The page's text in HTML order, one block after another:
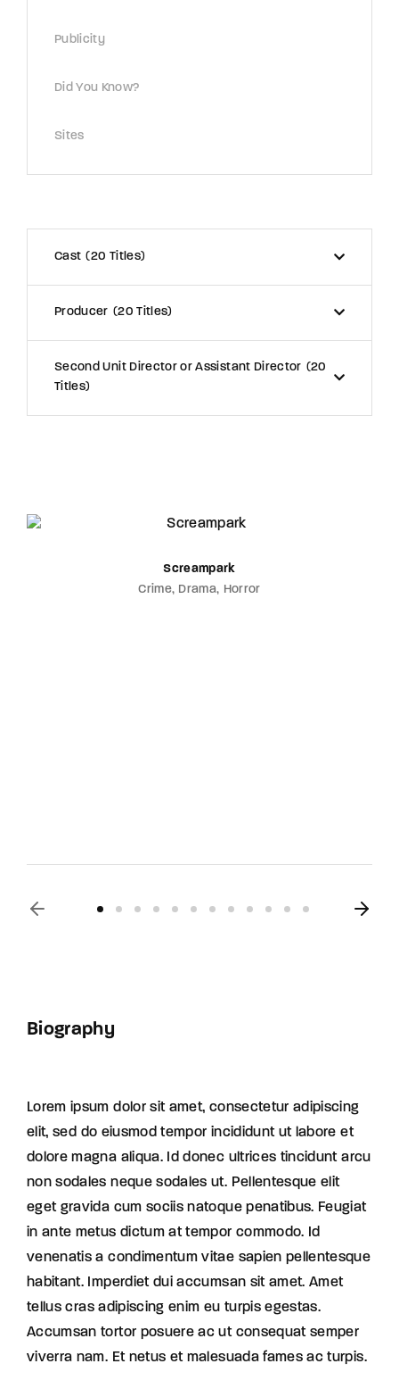
Publicity
Did You Know?
Sites
Cast 20 Titles
Producer 20 Titles
Second Unit Director or Assistant Director
20
Titles
Screampark
Crime Drama Horror
Biography
Lorem ipsum dolor sit amet, consectetur adipiscing
elit, sed do eiusmod tempor incididunt ut labore et
dolore magna aliqua. Id donec ultrices tincidunt arcu
non sodales neque sodales ut. Pellentesque elit
eget gravida cum sociis natoque penatibus. Feugiat
in ante metus dictum at tempor commodo. Id
venenatis a condimentum vitae sapien pellentesque
habitant. Imperdiet dui accumsan sit amet. Amet
tellus cras adipiscing enim eu turpis egestas.
Accumsan tortor posuere ac ut consequat semper
viverra nam. Et netus et malesuada fames ac turpis.